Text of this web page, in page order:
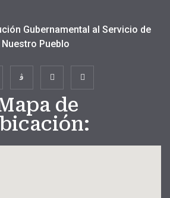
Gubernamental al Servicio de
Nuestro Pueblo
de